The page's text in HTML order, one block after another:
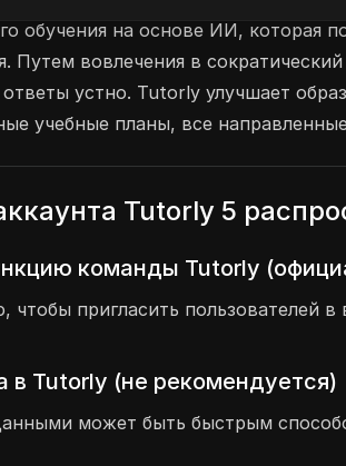
обучения на основе ИИ, которая
Путем вовлечения в
устно. Tutorly улучшает
учебные планы, все
Tutorly 5
команды Tutorly
пригласить пользователей
Tutorly (не рекомендуется)
может быть быстрым